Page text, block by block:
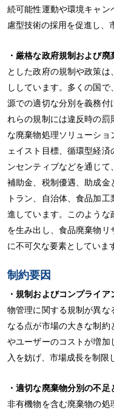
続可能性運動や環境キャ
慮型技術の採用を促進し、
・厳格な政府規制および廃
とした政府の規制や政策
ししています。多くの国
源での適切な分別を義務
れらの規制には違反時の
な廃棄物処理ソリューシ
ェイスト目標、循環型経
ンセンティブなどを通じて
補助金、税制優遇、助成
トラン、自治体、食品加
進しています。このよう
を生み出し、食品廃棄物
に不可欠な要素としていま
制約要因
・規制およびコンプライ
物管理に関する規制が異
なる点が市場の大きな制
やユーザーのコストが増
入を妨げ、市場成長を制限
・適切な廃棄物分別の不足
非有機物を含む廃棄物の処